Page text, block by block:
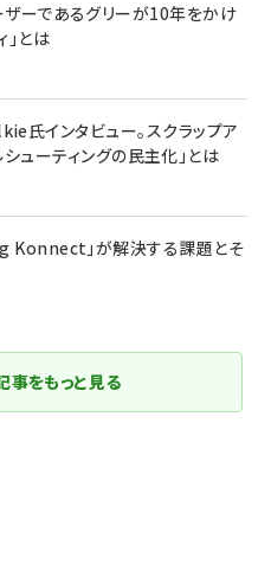
ーであるグリーが10年をかけ
とは
インタビュー。スクラップア
ューティングの民主化」とは
Konnect」が解決する課題とそ
事をもっと見る